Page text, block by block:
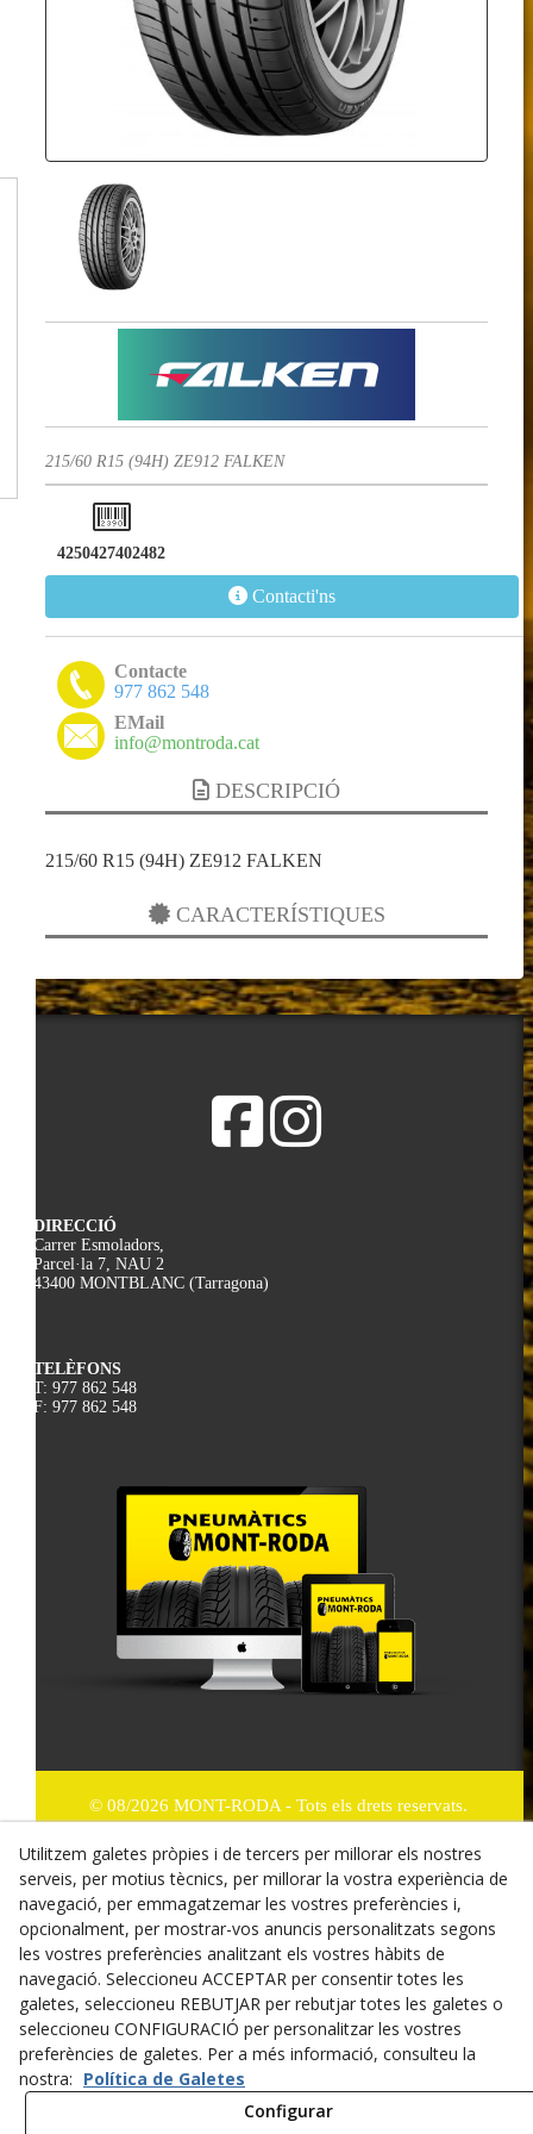
215/60 R15 (94H) ZE912 FALKEN
4250427402482
Contacti'ns
Contacte
977 862 548
EMail
info@montroda.cat
DESCRIPCIÓ
215/60 R15 (94H) ZE912 FALKEN
CARACTERÍSTIQUES
DIRECCIÓ
Carrer Esmoladors,
Parcel·la 7, NAU 2
43400 MONTBLANC (Tarragona)
TELÈFONS
T: 977 862 548
F: 977 862 548
© 08/2026 MONT-RODA - Tots els drets reservats.
Política de Privacitat
Termes i condicions de compra
Dret de desistiment
Cookies
Mapa Web
Utilitzem galetes pròpies i de tercers per millorar els nostres
serveis, per motius tècnics, per millorar la vostra experiència de
navegació, per emmagatzemar les vostres preferències i,
opcionalment, per mostrar-vos anuncis personalitzats segons
les vostres preferències analitzant els vostres hàbits de
navegació. Seleccioneu ACCEPTAR per consentir totes les
galetes, seleccioneu REBUTJAR per rebutjar totes les galetes o
seleccioneu CONFIGURACIÓ per personalitzar les vostres
preferències de galetes. Per a més informació, consulteu la
nostra: Política de Galetes
Configurar